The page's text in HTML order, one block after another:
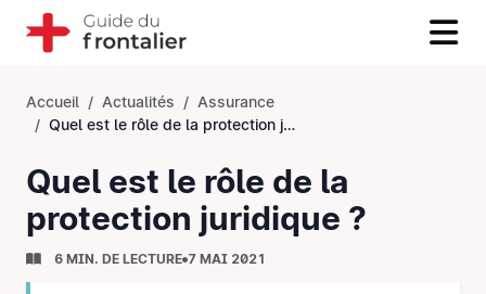
Accueil Actualités
Assurance
Quel est le rôle de la protection juridique&nbsp;?
Quel est le rôle de la
protection juridique ?
6 MIN. DE LECTURE 7 MAI 2021